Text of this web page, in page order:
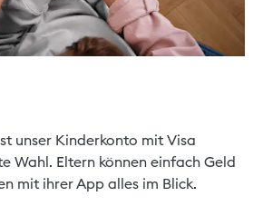
unser Kinderkonto mit Visa
Wahl. Eltern können einfach Geld
mit ihrer App alles im Blick.